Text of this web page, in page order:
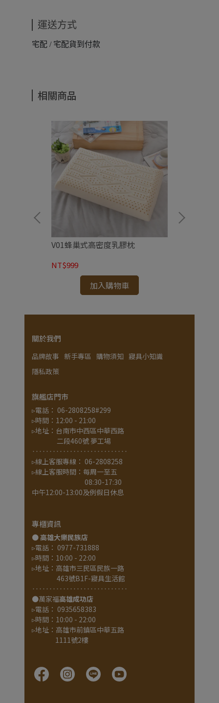
運送方式
宅配 / 宅配貨到付款
相關商品
V01蜂巢式高密度乳膠枕
NT$999
加入購物車
關於我們
品牌故事 新手專區 購物須知 寢具小知識
隱私政策
旗艦店門市
▹電話： 06-2808258#299
▹時間：12:00 - 21:00
▹地址：台南市中西區中華西路
二段460號 夢工場
‥‥‥‥‥‥‥‥‥‥‥‥‥‥
▹線上客服專線： 06-2808258
▹線上客服時間：每周一至五
08:30-17:30
中午12:00-13:00及例假日休息
專櫃資訊
● 高雄大樂民族店
▹電話： 0977-731888
▹時間：10:00 - 22:00
▹地址：高雄市三民區民族一路
463號B1F-寢具生活館
‥‥‥‥‥‥‥‥‥‥‥‥‥‥
●萬家福高雄成功店
▹電話： 0935658383
▹時間：10:00 - 22:00
▹地址：高雄市前鎮區中華五路
1111號2樓